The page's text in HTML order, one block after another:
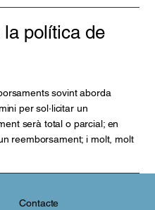
política de
sovint aborda
per sol·licitar un
serà total o parcial; en
reemborsament; i molt, molt
Contacte